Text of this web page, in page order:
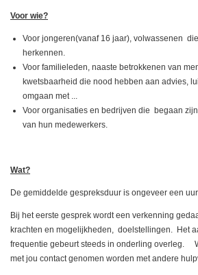
Voor wie?
Voor jongeren(vanaf 16 jaar), volwassenen
herkennen.
Voor familieleden, naaste betrokkenen van
kwetsbaarheid die nood hebben aan advies,
omgaan met ...
Voor organisaties en bedrijven die begaan
van hun medewerkers.
Wat?
De gemiddelde gespreksduur is ongeveer een
Bij het eerste gesprek wordt een verkenning
krachten en mogelijkheden, doelstellingen. Het
frequentie gebeurt steeds in onderling overleg.
met jou contact genomen worden met andere